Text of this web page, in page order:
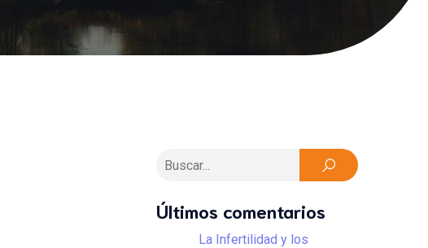
Últimos comentarios
La Infertilidad y los